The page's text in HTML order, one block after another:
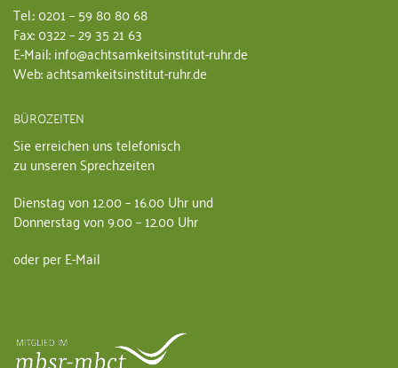
Tel.: 0201 – 59 80 80 68
Fax: 0322 – 29 35 21 63
E-Mail: info@achtsamkeitsinstitut-ruhr.de
Web: achtsamkeitsinstitut-ruhr.de
BÜROZEITEN
Sie erreichen uns telefonisch
zu unseren Sprechzeiten
Dienstag von 12.00 – 16.00 Uhr und
Donnerstag von 9.00 – 12.00 Uhr
oder per E-Mail